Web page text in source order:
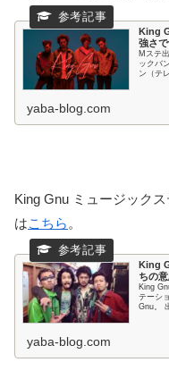
King
強さ
Mステ
ックバ
ン（テ
yaba-blog.com
King Gnu ミュージック
はこちら 。
King
ちの
King
テーシ
Gnu。
yaba-blog.com